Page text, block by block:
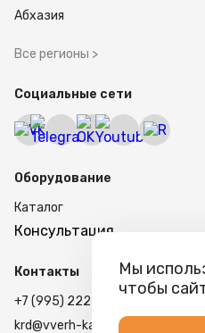
Абхазия
Все регионы >
Социальные сети
Оборудование
Каталог
Консультация
Контакты
+7 (995) 222 79-38
krd@vverh-kassa.ru
Мы
чтобы